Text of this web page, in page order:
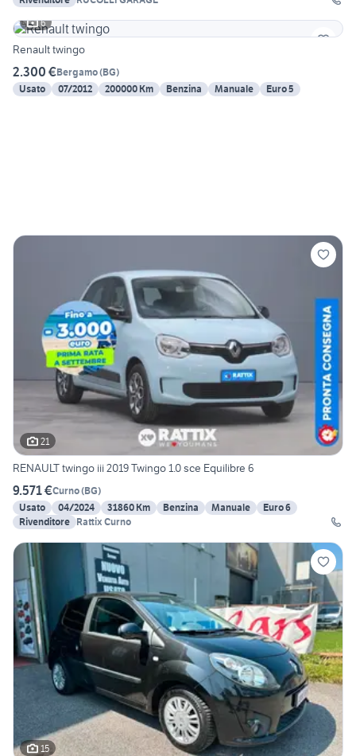
6
Renault twingo
2.300 €Bergamo(BG)
Usato
07/2012 200000 Km Benzina Manuale Euro 5
21
RENAULT twingo iii 2019 Twingo 1.0 sce Equilibre 6
9.571 €Curno(BG)
Usato
04/2024 31860 Km Benzina Manuale
Euro 6
Rivenditore Rattix Curno
15